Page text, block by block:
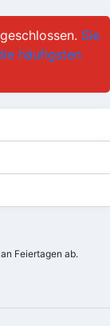
Sie
häufigsten
Feiertagen ab.